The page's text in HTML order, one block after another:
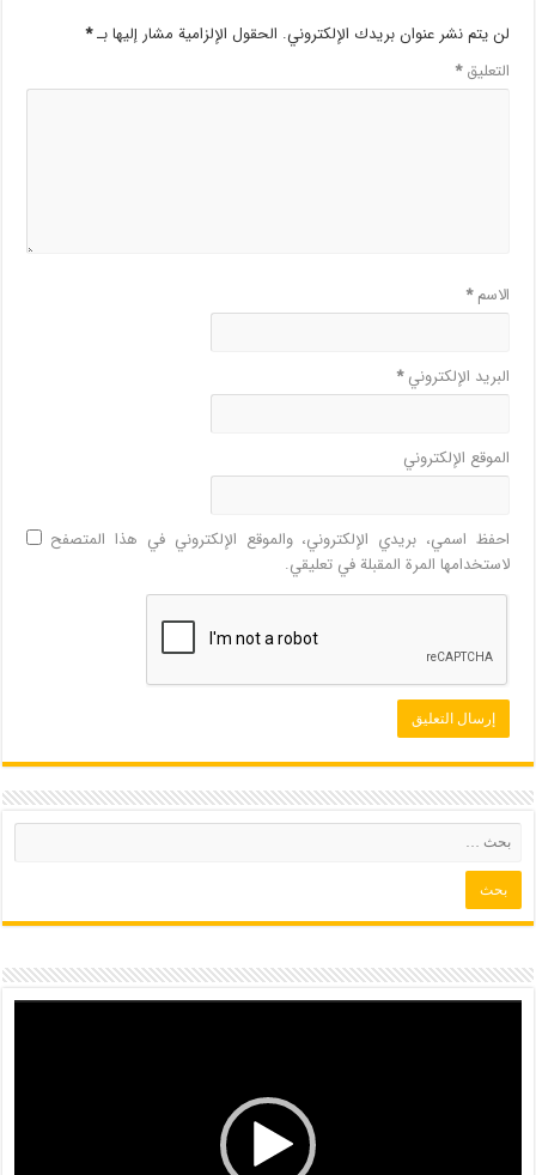
لن يتم نشر عنوان بريدك الإلكتروني. الحقول الإلزامية مشار إليها بـ*
التعليق*
الاسم*
البريد الإلكتروني*
الموقع الإلكتروني
احفظ اسمي، بريدي الإلكتروني، والموقع الإلكتروني في هذا المتصفح
لاستخدامها المرة المقبلة في تعليقي.